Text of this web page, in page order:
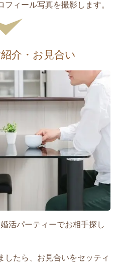
ィール写真を撮影します。
介・お見合い
活パーティーでお相手探し
したら、お見合いをセッティ